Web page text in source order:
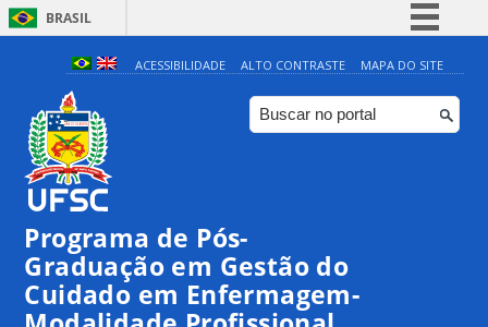
BRASIL
Simplifique!
Comunica BR
Participe
ACESSIBILIDADE ALTO CONTRASTE MAPA DO SITE
Programa de Pós-
Graduação em Gestão do
Cuidado em Enfermagem-